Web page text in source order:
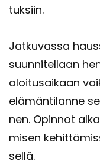
tuk­siin.
Jat­ku­vas­sa
suun­ni­tel­laan
aloi­tusai­kaan
elä­män­ti­lan­ne
nen. Opin­not
mi­sen
sel­lä.